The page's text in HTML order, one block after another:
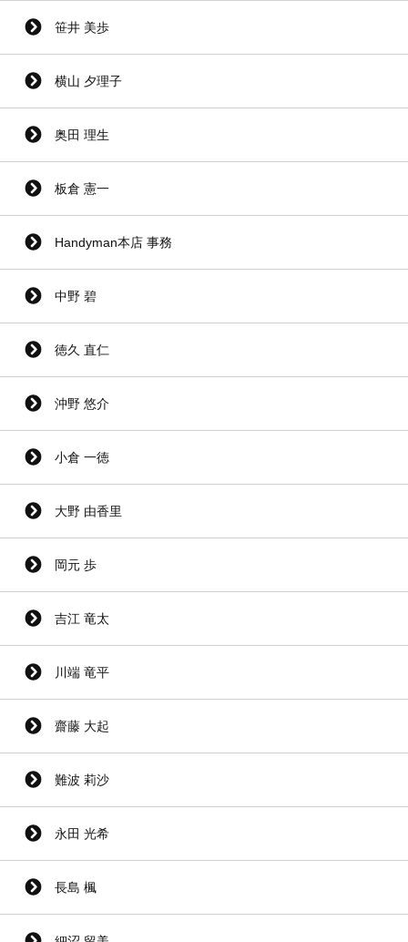
笹井 美歩
横山 夕理子
奥田 理生
板倉 憲一
Handyman本店 事務
中野 碧
徳久 直仁
沖野 悠介
小倉 一徳
大野 由香里
岡元 歩
吉江 竜太
川端 竜平
齋藤 大起
難波 莉沙
永田 光希
長島 楓